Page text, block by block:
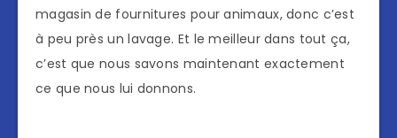
magasin de fournitures pour animaux, donc c’est
à peu près un lavage. Et le meilleur dans tout ça,
c’est que nous savons maintenant exactement
ce que nous lui donnons.